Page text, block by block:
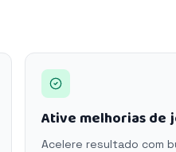
Ative melhorias de
Acelere resultado com